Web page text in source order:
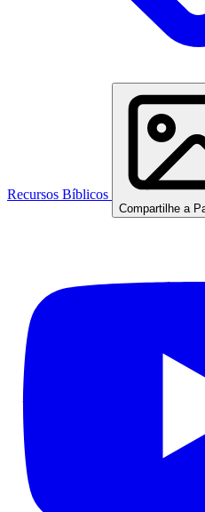
Recursos Bíblicos
Compartilhe a